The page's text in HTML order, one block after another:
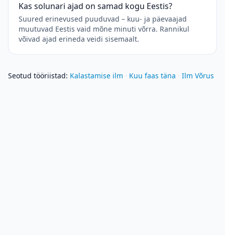
Kas solunari ajad on samad kogu Eestis?
Suured erinevused puuduvad – kuu- ja päevaajad
muutuvad Eestis vaid mõne minuti võrra. Rannikul
võivad ajad erineda veidi sisemaalt.
Seotud tööriistad: Kalastamise ilm · Kuu faas täna · Ilm Võrus